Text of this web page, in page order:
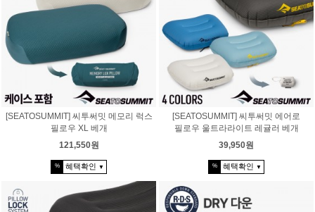
[SEATOSUMMIT] 씨투써밋 메모리 럭스
필로우 XL 베개
121,550원
% 혜택확인 ▼
[SEATOSUMMIT] 씨투써밋 에어로
필로우 울트라라이트 레귤러 베개
39,950원
% 혜택확인 ▼